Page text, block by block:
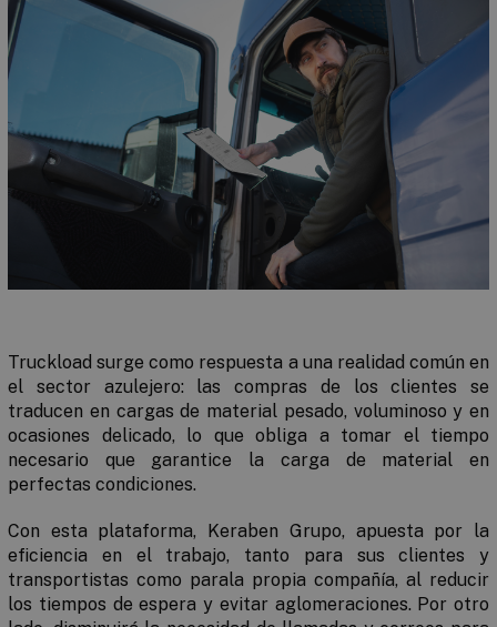
Truckload surge como respuesta a una realidad común en
el sector azulejero: las compras de los clientes se
traducen en cargas de material pesado, voluminoso y en
ocasiones delicado, lo que obliga a tomar el tiempo
necesario que garantice la carga de material en
perfectas condiciones.
Con esta plataforma, Keraben Grupo, apuesta por la
eficiencia en el trabajo, tanto para sus clientes y
transportistas como parala propia compañía, al reducir
los tiempos de espera y evitar aglomeraciones. Por otro